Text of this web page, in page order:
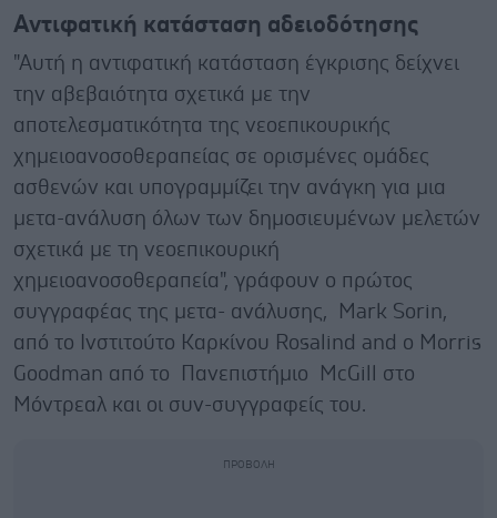
Αντιφατική κατάσταση αδειοδότησης
"Αυτή η αντιφατική κατάσταση έγκρισης δείχνει
την αβεβαιότητα σχετικά με την
αποτελεσματικότητα της νεοεπικουρικής
χημειοανοσοθεραπείας σε ορισμένες ομάδες
ασθενών και υπογραμμίζει την ανάγκη για μια
μετα-ανάλυση όλων των δημοσιευμένων μελετών
σχετικά με τη νεοεπικουρική
χημειοανοσοθεραπεία", γράφουν ο πρώτος
συγγραφέας της μετα- ανάλυσης, Mark Sorin,
από το Ινστιτούτο Καρκίνου Rosalind and o Morris
Goodman από το Πανεπιστήμιο McGill στο
Μόντρεαλ και οι συν-συγγραφείς του.